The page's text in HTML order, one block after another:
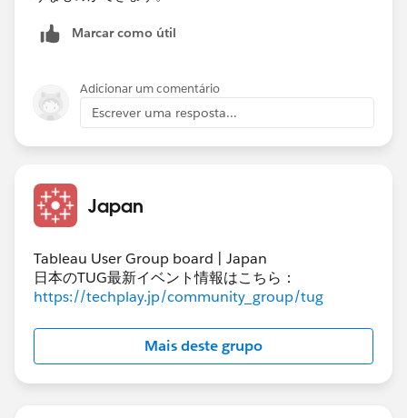
Marcar como útil
Adicionar um comentário
Escrever uma resposta...
Japan
Tableau User Group board | Japan
日本のTUG最新イベント情報はこちら：
https://techplay.jp/community_group/tug
Mais deste grupo